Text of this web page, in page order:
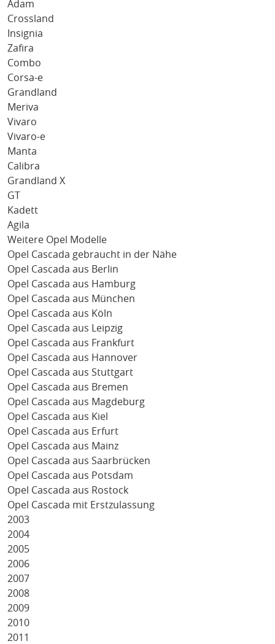
Adam
Crossland
Insignia
Zafira
Combo
Corsa-e
Grandland
Meriva
Vivaro
Vivaro-e
Manta
Calibra
Grandland X
GT
Kadett
Agila
Weitere Opel Modelle
Opel Cascada gebraucht in der Nähe
Opel Cascada aus Berlin
Opel Cascada aus Hamburg
Opel Cascada aus München
Opel Cascada aus Köln
Opel Cascada aus Leipzig
Opel Cascada aus Frankfurt
Opel Cascada aus Hannover
Opel Cascada aus Stuttgart
Opel Cascada aus Bremen
Opel Cascada aus Magdeburg
Opel Cascada aus Kiel
Opel Cascada aus Erfurt
Opel Cascada aus Mainz
Opel Cascada aus Saarbrücken
Opel Cascada aus Potsdam
Opel Cascada aus Rostock
Opel Cascada mit Erstzulassung
2003
2004
2005
2006
2007
2008
2009
2010
2011